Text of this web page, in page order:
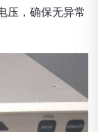
压，确保无异常